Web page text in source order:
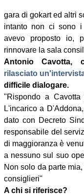
gara di gokart ed altri
intanto non ci sono
avevo proposto io,
rinnovare la sala
Antonio Cavotta,
rilasciato
difficile dialogare.
"Rispondo a
L'incarico a
dato con Decreto
responsabile del
di maggioranza è
a nessuno sul suo
Non solo da parte
consiglieri"
A chi si riferisce?